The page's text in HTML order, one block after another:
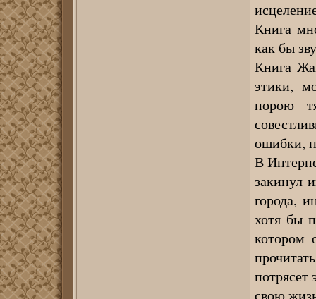
Книга
как бы
Книга
этики,
порою
ошибки,
В
закинул
города,
хотя бы
котором
потрясет
свою